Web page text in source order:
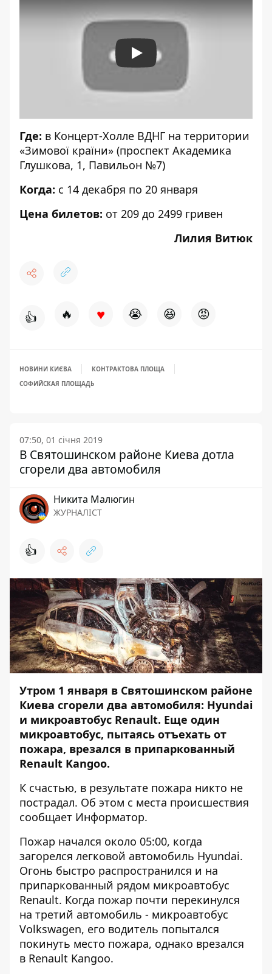
Play
Где: в Концерт-Холле ВДНГ на территории
«Зимової країни» (проспект Академика
Глушкова, 1, Павильон №7)
Когда: с 14 декабря по 20 января
Цена билетов: от 209 до 2499 гривен
Лилия Витюк
👍 🔥 ♥ 😭 😆 😡
НОВИНИ КИЄВА
КОНТРАКТОВА ПЛОЩА
СОФИЙСКАЯ ПЛОЩАДЬ
07:50, 01 січня 2019
В Святошинском районе Киева дотла
сгорели два автомобиля
Никита Малюгин
ЖУРНАЛІСТ
👍
Утром 1 января в Святошинском районе
Киева сгорели два автомобиля: Hyundai
и микроавтобус Renault. Еще один
микроавтобус, пытаясь отъехать от
пожара, врезался в припаркованный
Renault Kangoo.
К счастью, в результате пожара никто не
пострадал. Об этом с места происшествия
сообщает Информатор.
Пожар начался около 05:00, когда
загорелся легковой автомобиль Hyundai.
Огонь быстро распространился и на
припаркованный рядом микроавтобус
Renault. Когда пожар почти перекинулся
на третий автомобиль - микроавтобус
Volkswagen, его водитель попытался
покинуть место пожара, однако врезался
в Renault Kangoo.